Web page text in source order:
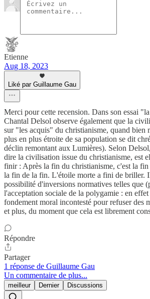
Etienne
Aug 18, 2023
Liké par Guillaume Gau
Merci pour cette recension. Dans son essai
Chantal Delsol observe également que la
sur "les acquis" du christianisme, quand bien
plus en plus étroite de sa population se dit
déclin remontant aux Lumières). Selon
dire la civilisation issue du christianisme, est
finir : Après la fin du christianisme, c'est la fin
la fin de la fin. L'étoile morte a fini de briller.
possibilité d'inversions normatives telles que
l'acceptation sociale de la polygamie : en
fondement moral incontesté pour refuser des
et plus, du moment que cela est librement
Répondre
Partager
1 réponse de Guillaume Gau
Un commentaire de plus...
meilleur Dernier Discussions